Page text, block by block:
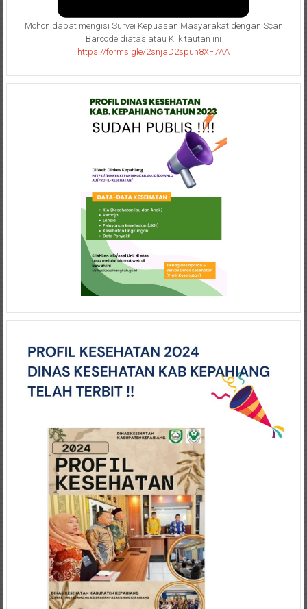
Mohon dapat mengisi Survei Kepuasan Masyarakat dengan Scan
Barcode diatas atau Klik tautan ini
https://forms.gle/2snjaD2spuh8XF7AA